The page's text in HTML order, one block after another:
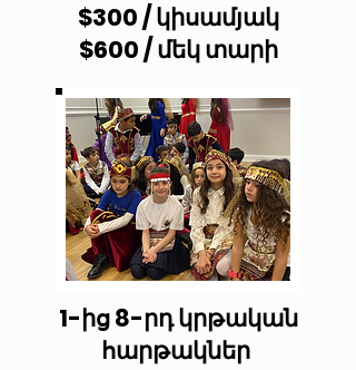
$300 / կիսամյակ
$600 / մեկ տարի
1-ից 8-րդ կրթական
հարթակներ